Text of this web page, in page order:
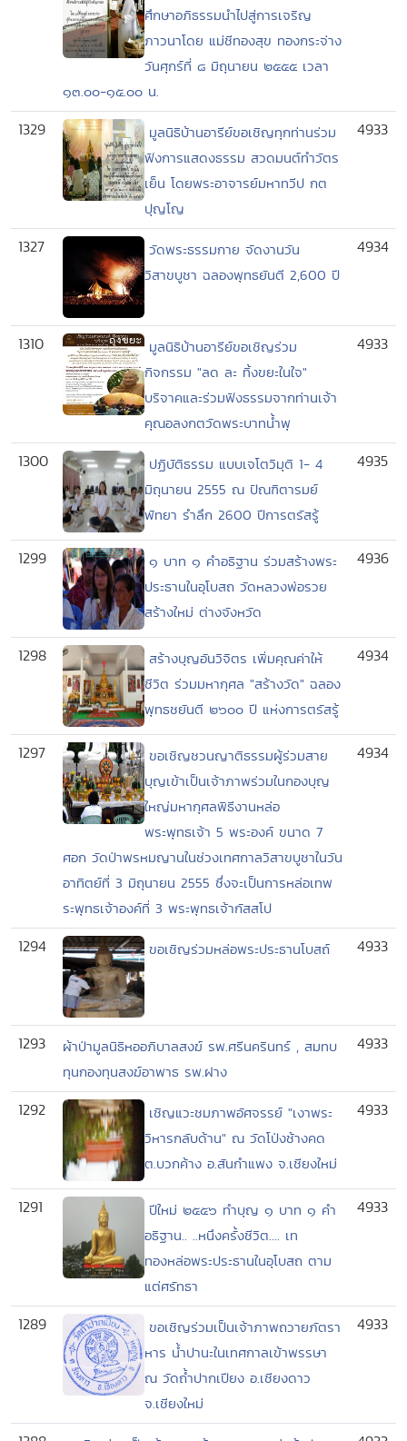
ศึกษาอภิธรรมนำไปสู่การเจริญ
ภาวนาโดย แม่ชีทองสุข ทองกระจ่าง
วันศุกร์ที่ ๘ มิถุนายน ๒๕๕๕ เวลา
๑๓.๐๐-๑๕.๐๐ น.
1329
มูลนิธิบ้านอารีย์ขอเชิญทุกท่านร่วม
ฟังการแสดงธรรม สวดมนต์ทำวัตร
เย็น โดยพระอาจารย์มหาทวีป กต
ปุญโญ
4933
1327
วัดพระธรรมกาย จัดงานวัน
วิสาขบูชา ฉลองพุทธยันตี 2,600 ปี
4934
1310
มูลนิธิบ้านอารีย์ขอเชิญร่วม
กิจกรรม "ลด ละ ทิ้งขยะในใจ"
บริจาคและร่วมฟังธรรมจากท่านเจ้า
คุณอลงกตวัดพระบาทน้ำพุ
4933
1300
ปฏิบัติธรรม แบบเจโตวิมุติ 1- 4
มิถุนายน 2555 ณ ปัณฑิตารมย์
พัทยา รำลึก 2600 ปีการตรัสรู้
4935
1299
๑ บาท ๑ คำอธิฐาน ร่วมสร้างพระ
ประธานในอุโบสถ วัดหลวงพ่อรวย
สร้างใหม่ ต่างจังหวัด
4936
1298
สร้างบุญอันวิจิตร เพิ่มคุณค่าให้
ชีวิต ร่วมมหากุศล "สร้างวัด" ฉลอง
พุทธชยันตี ๒๖๐๐ ปี แห่งการตรัสรู้
4934
1297
ขอเชิญชวนญาติธรรมผู้ร่วมสาย
บุญเข้าเป็นเจ้าภาพร่วมในกองบุญ
ใหญ่มหากุศลพิธีงานหล่อ
พระพุทธเจ้า 5 พระองค์ ขนาด 7
ศอก วัดป่าพรหมญานในช่วงเทศกาลวิสาขบูชาในวัน
อาทิตย์ที่ 3 มิถุนายน 2555 ซึ่งจะเป็นการหล่อเทพ
ระพุทธเจ้าองค์ที่ 3 พระพุทธเจ้ากัสสโป
4934
1294 ขอเชิญร่วมหล่อพระประธานโบสถ์ 4933
1293
ผ้าป่ามูลนิธิหออภิบาลสงฆ์ รพ.ศรีนครินทร์ , สมทบ
ทุนกองทุนสงฆ์อาพาธ รพ.ฝาง
4933
1292
เชิญแวะชมภาพอัศจรรย์ "เงาพระ
วิหารกลับด้าน" ณ วัดโป่งช้างคด
ต.บวกค้าง อ.สันกำแพง จ.เชียงใหม่
4933
1291
ปีใหม่ ๒๕๕๖ ทำบุญ ๑ บาท ๑ คำ
อธิฐาน.. ..หนึงครั้งชีวิต.... เท
ทองหล่อพระประธานในอุโบสถ ตาม
แต่ศรัทธา
4933
1289
ขอเชิญร่วมเป็นเจ้าภาพถวายภัตรา
หาร น้ำปานะในเทศกาลเข้าพรรษา
ณ วัดถ้ำปากเปียง อ.เชียงดาว
จ.เชียงใหม่
4933